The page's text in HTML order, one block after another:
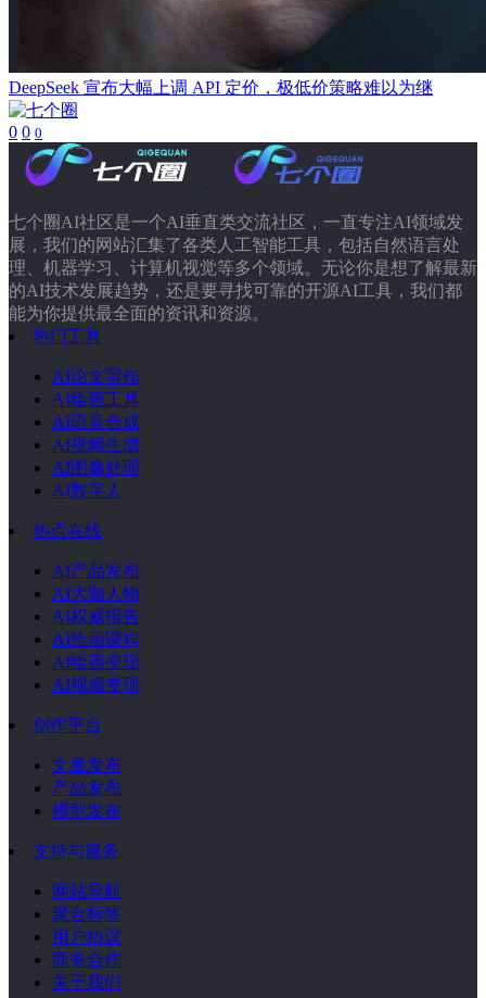
DeepSeek 宣布大幅上调 API 定价，极低价策略难以为继
0 0 0
七个圈AI社区是一个AI垂直类交流社区，一直专注AI领域发
展，我们的网站汇集了各类人工智能工具，包括自然语言处
理、机器学习、计算机视觉等多个领域。无论你是想了解最新
的AI技术发展趋势，还是要寻找可靠的开源AI工具，我们都
能为你提供最全面的资讯和资源。
热门工具
AI论文写作
AI绘画工具
AI语音合成
AI视频生成
AI图像处理
AI数字人
热点在线
AI产品发布
AI大咖人物
AI权威报告
AI绘画课程
AI绘画变现
AI视频变现
创作平台
文章发布
产品发布
模型发布
支持与服务
网站导航
聚合标签
用户协议
商务合作
关于我们